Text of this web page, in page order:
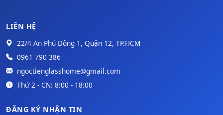
LIÊN HỆ
22/4 An Phú Đông 1, Quận 12, TP.HCM
0961 790 386
ngoctienglasshome@gmail.com
Thứ 2 - CN: 8:00 - 18:00
ĐĂNG KÝ NHẬN TIN